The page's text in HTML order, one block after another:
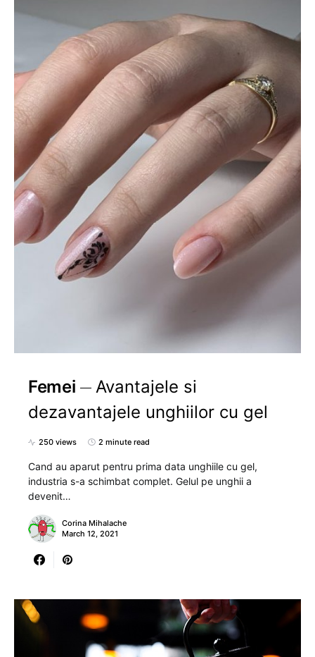
Femei
Avantajele si
dezavantajele unghiilor cu gel
250 views 2 minute read
Cand au aparut pentru prima data unghiile cu gel,
industria s-a schimbat complet. Gelul pe unghii a
devenit…
Corina Mihalache
March 12, 2021